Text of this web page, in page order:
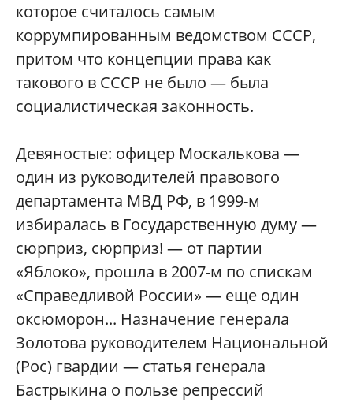
которое считалось самым
коррумпированным ведомством СССР,
притом что концепции права как
такового в СССР не было — была
социалистическая законность.
Девяностые: офицер Москалькова —
один из руководителей правового
департамента МВД РФ, в 1999-м
избиралась в Государственную думу —
сюрприз, сюрприз! — от партии
«Яблоко», прошла в 2007-м по спискам
«Справедливой России» — еще один
оксюморон... Назначение генерала
Золотова руководителем Национальной
(Рос) гвардии — статья генерала
Бастрыкина о пользе репрессий